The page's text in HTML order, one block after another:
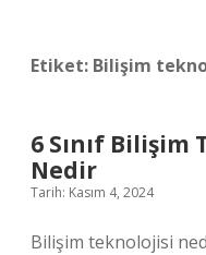
Etiket: Bilişim
6 Sınıf
Nedir
Tarih: Kasım 4, 2024
Bilişim teknolojisi